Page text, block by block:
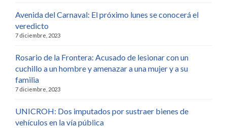
Avenida del Carnaval: El próximo lunes se conocerá el
veredicto
7 diciembre, 2023
Rosario de la Frontera: Acusado de lesionar con un
cuchillo a un hombre y amenazar a una mujer y a su
familia
7 diciembre, 2023
UNICROH: Dos imputados por sustraer bienes de
vehículos en la vía pública